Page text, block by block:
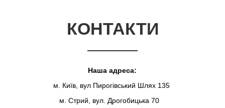
КОНТАКТИ
Наша адреса:
м. Київ, вул Пирогівський Шлях 135
м. Стрий, вул. Дрогобицька 70